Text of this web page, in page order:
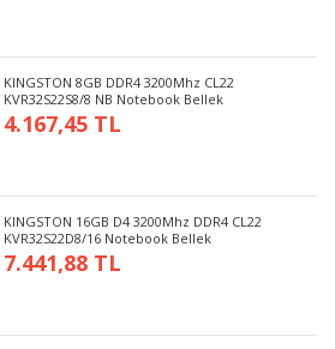
KINGSTON 8GB DDR4 3200Mhz CL22
KVR32S22S8/8 NB Notebook Bellek
4.167,45 TL
KINGSTON 16GB D4 3200Mhz DDR4 CL22
KVR32S22D8/16 Notebook Bellek
7.441,88 TL